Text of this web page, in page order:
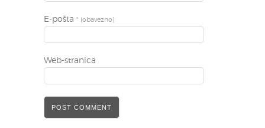
E-pošta * (obavezno)
Web-stranica